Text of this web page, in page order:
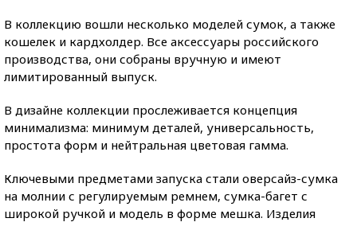
В коллекцию вошли несколько моделей сумок, а также
кошелек и кардхолдер. Все аксессуары российского
производства, они собраны вручную и имеют
лимитированный выпуск.
В дизайне коллекции прослеживается концепция
минимализма: минимум деталей, универсальность,
простота форм и нейтральная цветовая гамма.
Ключевыми предметами запуска стали оверсайз-сумка
на молнии с регулируемым ремнем, сумка-багет с
широкой ручкой и модель в форме мешка. Изделия